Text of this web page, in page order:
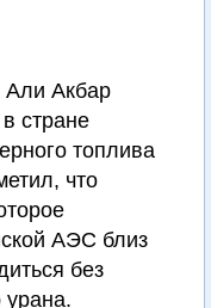
Али Акбар
стране
топлива
что
АЭС близ
без
урана.